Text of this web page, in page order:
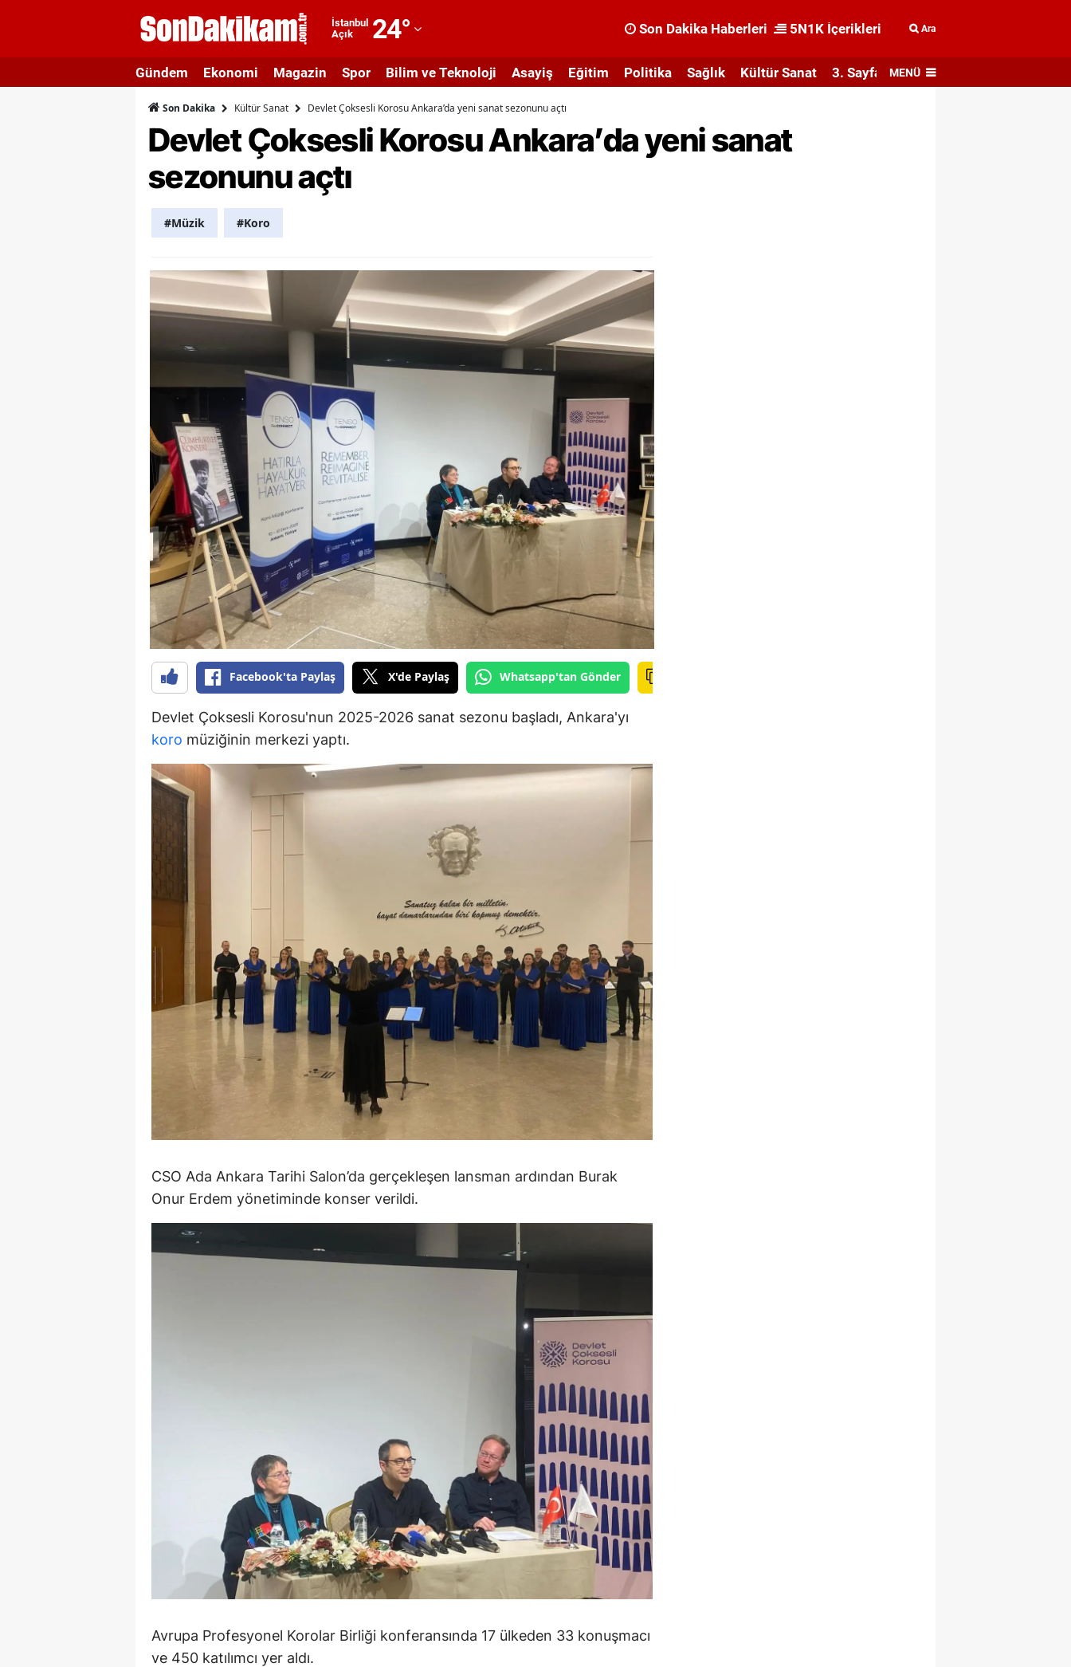
İstanbul
Açık
24°
Adıyaman
Afyonkarahisar
Ağrı
Artvin
Aydın
Balıkesir
Bilecik
Bingöl
Bitlis
Bolu
Burdur
Bursa
Çanakkale
Çankırı
Çorum
Denizli
Elazığ
Gümüşhane
Hakkari
Isparta
Mersin
Kastamonu
Malatya
Manisa
Kahramanmaraş
Mardin
Muğla
Nevşehir
Son Dakika Haberleri 5N1K İçerikleri Ara
Gündem Ekonomi Magazin Spor Bilim ve Teknoloji Asayiş Eğitim Politika Sağlık Kültür Sanat 3. Sayfa MENÜ
Son Dakika Kültür Sanat Devlet Çoksesli Korosu Ankara’da yeni sanat sezonunu açtı
Devlet Çoksesli Korosu Ankara’da yeni sanat
sezonunu açtı
#Müzik #Koro
Facebook'ta Paylaş X'de Paylaş Whatsapp'tan Gönder
Devlet Çoksesli Korosu'nun 2025-2026 sanat sezonu başladı, Ankara'yı
koro müziğinin merkezi yaptı.
CSO Ada Ankara Tarihi Salon’da gerçekleşen lansman ardından Burak
Onur Erdem yönetiminde konser verildi.
Avrupa Profesyonel Korolar Birliği konferansında 17 ülkeden 33 konuşmacı
ve 450 katılımcı yer aldı.